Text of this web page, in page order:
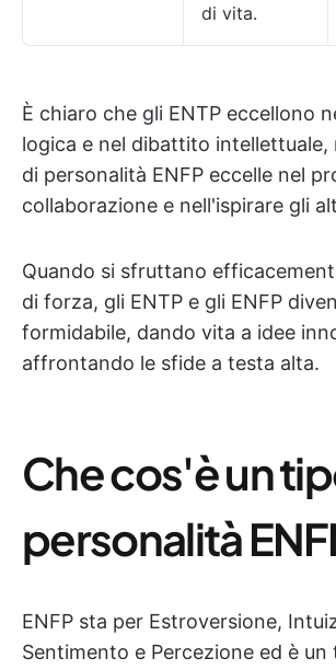
di vita.
È chiaro che gli ENTP eccellono
logica e nel dibattito intellettuale,
di personalità ENFP eccelle nel
collaborazione e nell'ispirare gli
Quando si sfruttano
di forza, gli ENTP e gli ENFP
formidabile, dando vita a idee
affrontando le sfide a testa alta.
Che cos'è un
personalità
ENFP sta per Estroversione,
Sentimento e Percezione ed è un